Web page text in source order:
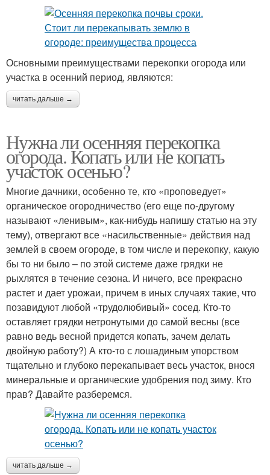
Основными преимуществами перекопки огорода или
участка в осенний период, являются:
читать дальше →
Нужна ли осенняя перекопка
огорода. Копать или не копать
участок осенью?
Многие дачники, особенно те, кто «проповедует»
органическое огородничество (его еще по-другому
называют «ленивым», как-нибудь напишу статью на эту
тему), отвергают все «насильственные» действия над
землей в своем огороде, в том числе и перекопку, какую
бы то ни было – по этой системе даже грядки не
рыхлятся в течение сезона. И ничего, все прекрасно
растет и дает урожаи, причем в иных случаях такие, что
позавидуют любой «трудолюбивый» сосед. Кто-то
оставляет грядки нетронутыми до самой весны (все
равно ведь весной придется копать, зачем делать
двойную работу?) А кто-то с лошадиным упорством
тщательно и глубоко перекапывает весь участок, внося
минеральные и органические удобрения под зиму. Кто
прав? Давайте разберемся.
читать дальше →